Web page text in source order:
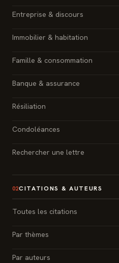
Entreprise & discours
Immobilier & habitation
Famille & consommation
Banque & assurance
Résiliation
Condoléances
Rechercher une lettre
02CITATIONS & AUTEURS
Toutes les citations
Par thèmes
Par auteurs